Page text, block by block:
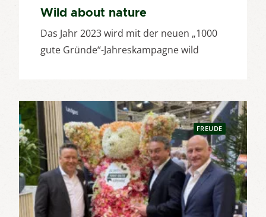
Wild about nature
Das Jahr 2023 wird mit der neuen „1000
gute Gründe“-Jahreskampagne wild
FREUDE